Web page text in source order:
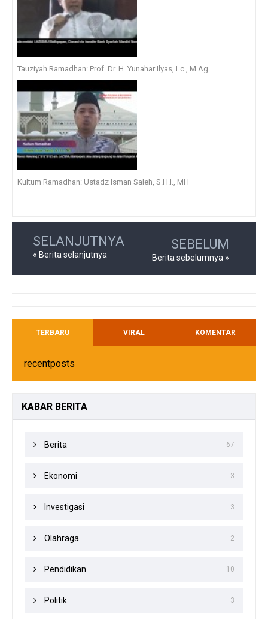
Tauziyah Ramadhan: Prof. Dr. H. Yunahar Ilyas, Lc., M.Ag.
Kultum Ramadhan: Ustadz Isman Saleh, S.H.I., MH
SELANJUTNYA
« Berita selanjutnya
SEBELUM
Berita sebelumnya »
TERBARU VIRAL KOMENTAR
recentposts
KABAR BERITA
Berita 67
Ekonomi 3
Investigasi 3
Olahraga 2
Pendidikan 10
Politik 3